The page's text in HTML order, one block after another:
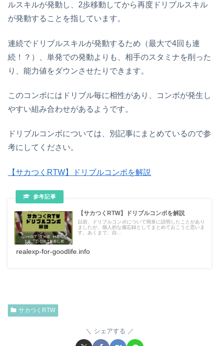
ルスキルが発動し、2歩移動してから再度ドリブルスキル
が発動することを指しています。
連続でドリブルスキルが発動するため（最大で4回も連
続！？）、単発での発動よりも、相手のスタミナを削った
り、能力値をダウンさせたりできます。
このコンボにはドリブル毎に相性があり、コンボが発生し
やすい組み合わせがあるようです。
ドリブルコンボについては、別記事にまとめているので参
考にしてください。
【サカつくRTW】ドリブルコンボを解説
【サカつくRTW】ドリブルコンボを解説
以前、ドリブルコンボについて簡単に説明したことがあり
ましたが、個人的な備忘録としてまとめておこうと思いま
す。あくまで、自...
realexp-for-goodlife.info
サカつくRTW
シェアする